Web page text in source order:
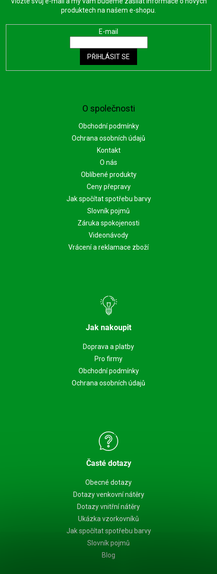
O společnosti
Obchodní podmínky
Ochrana osobních údajů
Kontakt
O nás
Oblíbené produkty
Ceny přepravy
Jak spočítat spotřebu barvy
Slovník pojmů
Záruka spokojenosti
Videonávody
Vrácení a reklamace zboží
Jak nakoupit
Doprava a platby
Pro firmy
Obchodní podmínky
Ochrana osobních údajů
Časté dotazy
Obecné dotazy
Dotazy venkovní nátěry
Dotazy vnitřní nátěry
Ukázka vzorkovníků
Jak spočítat spotřebu barvy
Slovník pojmů
Blog
produktech na našem e-shopu.
E-mail
PŘIHLÁSIT SE